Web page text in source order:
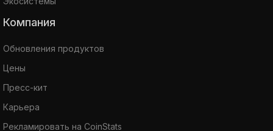
Компания
Обновления продуктов
Цены
Пресс-кит
Карьера
Рекламировать на CoinStats